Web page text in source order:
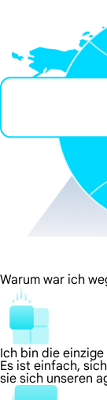
Warum war ich
Ich bin die
Es ist einfach,
sie sich unseren